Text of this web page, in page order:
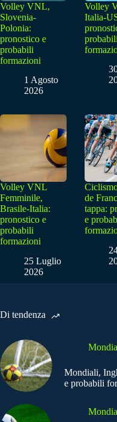
Volley VNL,
Slovenia-
Polonia:
pronostico e
probabili
formazioni
1 Agosto
2026
Volley
Italia-
probabili
Volley VNL
Femminile,
Brasile-Italia:
pronostico e
probabili
formazioni
25 Luglio
2026
de
tappa:
e
Di tendenza
Mondiali,
e probabili